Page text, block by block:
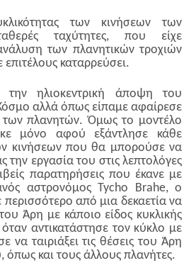
των κινήσεων των
ταχύτητες, που είχε
των πλανητικών τροχιών
επιτέλους καταρρεύσει.
την ηλιοκεντρική άποψη του
αλλά όπως είπαμε αφαίρεσε
των πλανητών. Όμως το μοντέλο
μόνο αφού εξάντλησε κάθε
κινήσεων που θα μπορούσε να
την εργασία του στις λεπτολόγες
παρατηρήσεις που έκανε με
αστρονόμος Tycho Brahe, ο
από μια δεκαετία να
του Άρη με κάποιο είδος κυκλικής
αντικατάστησε τον κύκλο με
να ταιριάξει τις θέσεις του Άρη
όπως και τους άλλους πλανήτες.